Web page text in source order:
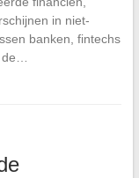
in niet-
banken, fintechs